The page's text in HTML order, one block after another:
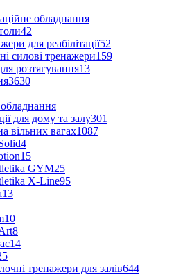
обладнання
42
для реабілітації52
силові тренажери159
розтягування13
3630
для дому та залу301
вільних вагах1087
4
15
GYM25
X-Line95
13
10
8
14
тренажери для залів644